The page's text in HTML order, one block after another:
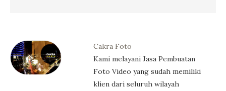
Cakra Foto
Kami melayani Jasa Pembuatan
Foto Video yang sudah memiliki
klien dari seluruh wilayah